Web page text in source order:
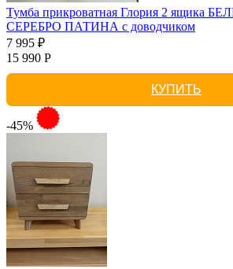
Тумба прикроватная Глория 2 ящика
СЕРЕБРО ПАТИНА с доводчиком
7 995 ₽
15 990 Р
КУПИТЬ
-45%